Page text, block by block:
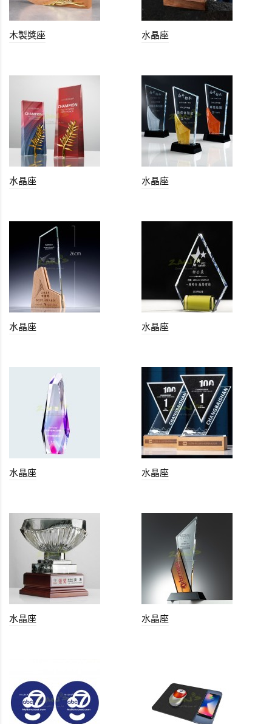
木製獎座 水晶座
水晶座 水晶座
水晶座 水晶座
水晶座 水晶座
水晶座 水晶座